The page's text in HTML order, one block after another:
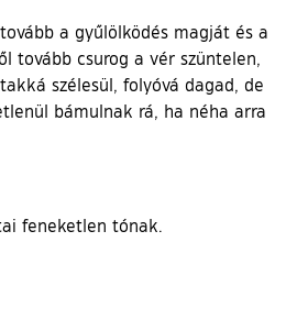
a gyűlölködés magját és a
tovább csurog a vér szüntelen,
szélesül, folyóvá dagad, de
bámulnak rá, ha néha arra
feneketlen tónak.